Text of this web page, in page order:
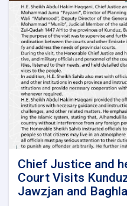
Court
Visits
Takhar,
Samangan,
Faryab
and
Sar-
e-
Pul
Provinces
to
Review
and
Improve
Court
Affairs
Chief Justice and
Court Visits
Jawzjan and